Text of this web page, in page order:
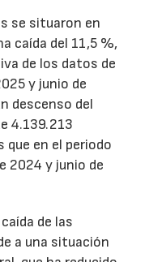
se situaron en
caída del 11,5 %,
de los datos de
y junio de
descenso del
4.139.213
que en el periodo
2024 y junio de
de las
a una situación